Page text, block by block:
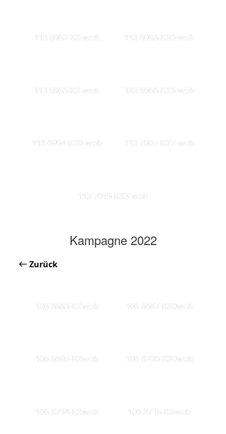
113 6962-KS-web 113 6963-KS0-web
113 6965-KS-web 113 6966-KS5-web
113 6994-KS0-web 113 7007-KS7-web
113 7019-KS3-web
Kampagne 2022
Zurück
106 8683-KSweb 106 8687-KS0web
106 8695-KSweb 106 8700-KS0web
106 8714-KSweb 106 8716-KSweb